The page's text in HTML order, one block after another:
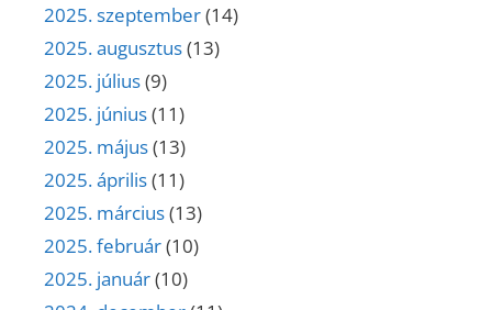
2025. szeptember(14)
2025. augusztus(13)
2025. július(9)
2025. június(11)
2025. május(13)
2025. április(11)
2025. március(13)
2025. február(10)
2025. január(10)